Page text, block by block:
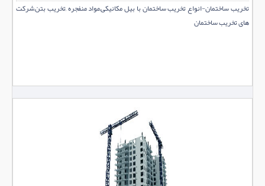
تخریب ساختمان-انواع تخریب ساختمان با بیل مکانیکی,مواد منفجره ,تخریب بتن,شرکت
های تخریب ساختمان